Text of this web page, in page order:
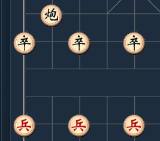
5. 炮二平五
红+4
.....车９平８
6. 马二进三
红+0
.....砲２进６
红+2
7. 车一平二
红+0
8. 马七进六
黑+8
.....象３进５
红+0
9. 仕四进五
黑+9